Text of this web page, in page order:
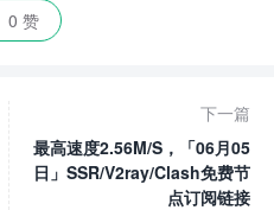
0 赞
下一篇
最高速度2.56M/S，「06月05
日」SSR/V2ray/Clash免费节
点订阅链接